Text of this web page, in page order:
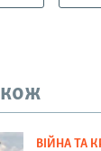
ВІЙНА ТА